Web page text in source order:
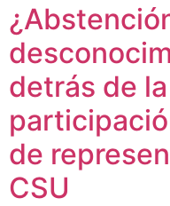
detrás de
de
CSU